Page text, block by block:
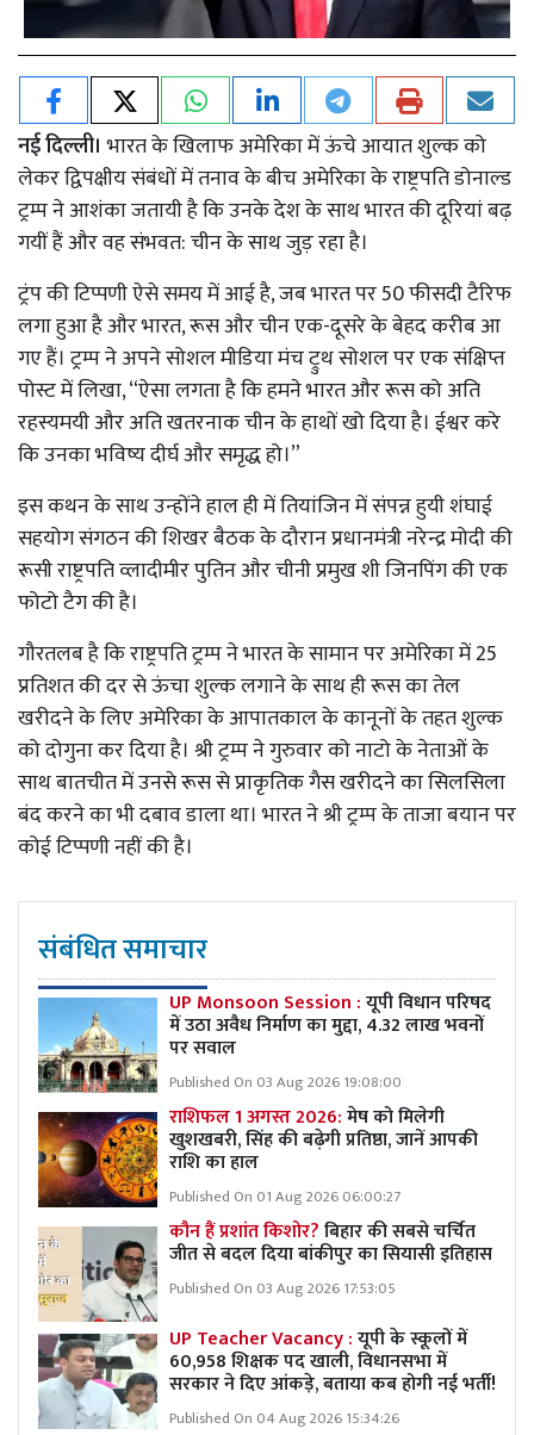
नई दिल्ली। भारत के खिलाफ अमेरिका में ऊंचे आयात शुल्क को
लेकर द्विपक्षीय संबंधों में तनाव के बीच अमेरिका के राष्ट्रपति डोनाल्ड
ट्रम्प ने आशंका जतायी है कि उनके देश के साथ भारत की दूरियां बढ़
गयीं हैं और वह संभवत: चीन के साथ जुड़ रहा है।
ट्रंप की टिप्पणी ऐसे समय में आई है, जब भारत पर 50 फीसदी टैरिफ
लगा हुआ है और भारत, रूस और चीन एक-दूसरे के बेहद करीब आ
गए हैं। ट्रम्प ने अपने सोशल मीडिया मंच ट्रुथ सोशल पर एक संक्षिप्त
पोस्ट में लिखा, “ऐसा लगता है कि हमने भारत और रूस को अति
रहस्यमयी और अति खतरनाक चीन के हाथों खो दिया है। ईश्वर करे
कि उनका भविष्य दीर्घ और समृद्ध हो।”
इस कथन के साथ उन्होंने हाल ही में तियांजिन में संपन्न हुयी शंघाई
सहयोग संगठन की शिखर बैठक के दौरान प्रधानमंत्री नरेन्द्र मोदी की
रूसी राष्ट्रपति व्लादीमीर पुतिन और चीनी प्रमुख शी जिनपिंग की एक
फोटो टैग की है।
गौरतलब है कि राष्ट्रपति ट्रम्प ने भारत के सामान पर अमेरिका में 25
प्रतिशत की दर से ऊंचा शुल्क लगाने के साथ ही रूस का तेल
खरीदने के लिए अमेरिका के आपातकाल के कानूनों के तहत शुल्क
को दोगुना कर दिया है। श्री ट्रम्प ने गुरुवार को नाटो के नेताओं के
साथ बातचीत में उनसे रूस से प्राकृतिक गैस खरीदने का सिलसिला
बंद करने का भी दबाव डाला था। भारत ने श्री ट्रम्प के ताजा बयान पर
कोई टिप्पणी नहीं की है।
संबंधित समाचार
UP Monsoon Session :यूपी विधान परिषद
में उठा अवैध निर्माण का मुद्दा, 4.32 लाख भवनों
पर सवाल
Published On 03 Aug 2026 19:08:00
राशिफल 1 अगस्त 2026:मेष को मिलेगी
खुशखबरी, सिंह की बढ़ेगी प्रतिष्ठा, जानें आपकी
राशि का हाल
Published On 01 Aug 2026 06:00:27
कौन हैं प्रशांत किशोर?बिहार की सबसे चर्चित
जीत से बदल दिया बांकीपुर का सियासी इतिहास
Published On 03 Aug 2026 17:53:05
UP Teacher Vacancy :यूपी के स्कूलों में
60,958 शिक्षक पद खाली, विधानसभा में
सरकार ने दिए आंकड़े, बताया कब होगी नई भर्ती!
Published On 04 Aug 2026 15:34:26